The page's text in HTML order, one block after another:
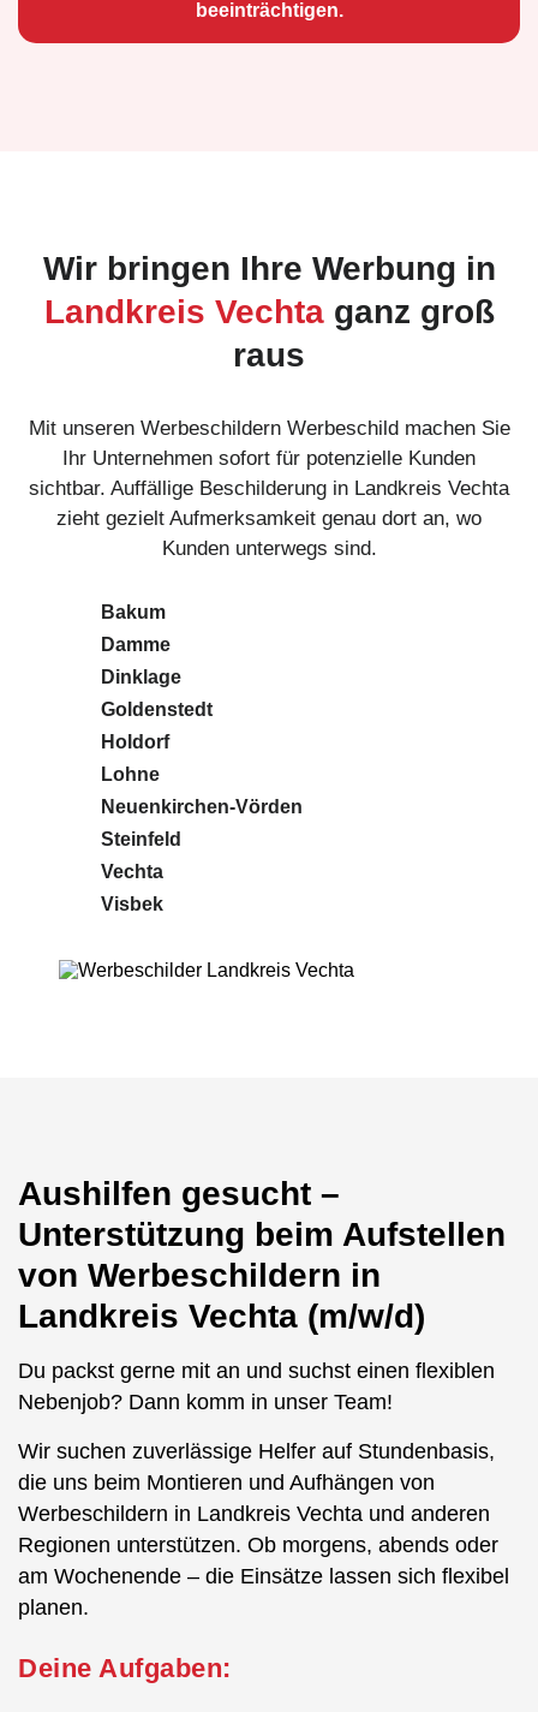
beeinträchtigen.
Wir bringen Ihre Werbung in
Landkreis Vechtaganz groß
raus
Mit unseren Werbeschildern Werbeschild machen Sie
Ihr Unternehmen sofort für potenzielle Kunden
sichtbar. Auffällige Beschilderung in Landkreis Vechta
zieht gezielt Aufmerksamkeit genau dort an, wo
Kunden unterwegs sind.
Bakum
Damme
Dinklage
Goldenstedt
Holdorf
Lohne
Neuenkirchen-Vörden
Steinfeld
Vechta
Visbek
Aushilfen gesucht –
Unterstützung beim Aufstellen
von Werbeschildern in
Landkreis Vechta (m/w/d)
Du packst gerne mit an und suchst einen flexiblen
Nebenjob? Dann komm in unser Team!
Wir suchen zuverlässige Helfer auf Stundenbasis,
die uns beim Montieren und Aufhängen von
Werbeschildern in Landkreis Vechta und anderen
Regionen unterstützen. Ob morgens, abends oder
am Wochenende – die Einsätze lassen sich flexibel
planen.
Deine Aufgaben: